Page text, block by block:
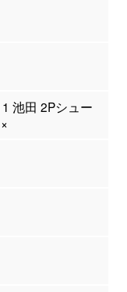
池田 2Pシュー